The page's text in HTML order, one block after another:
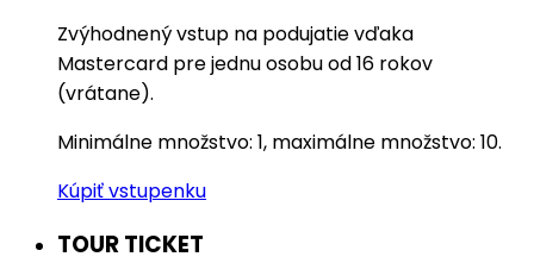
Zvýhodnený vstup na podujatie vďaka
Mastercard pre jednu osobu od 16 rokov
(vrátane).
Minimálne množstvo: 1, maximálne množstvo: 10.
Kúpiť vstupenku
TOUR TICKET